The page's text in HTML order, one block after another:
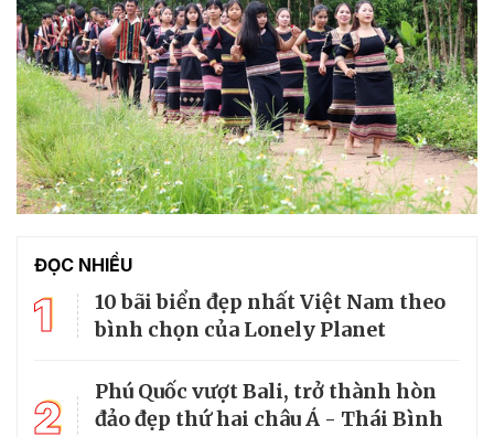
ĐỌC NHIỀU
1
10 bãi biển đẹp nhất Việt Nam theo
bình chọn của Lonely Planet
2
Phú Quốc vượt Bali, trở thành hòn
đảo đẹp thứ hai châu Á - Thái Bình